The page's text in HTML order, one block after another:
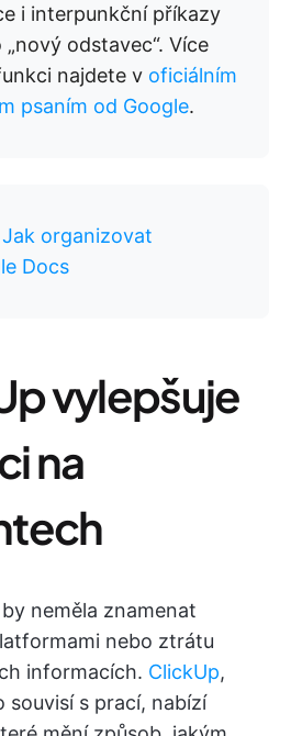
i interpunkční příkazy
„nový odstavec“. Více
najdete v oficiálním
psaním od Google.
Jak organizovat
Docs
vylepšuje
na
neměla znamenat
nebo ztrátu
informacích. ClickUp,
souvisí s prací, nabízí